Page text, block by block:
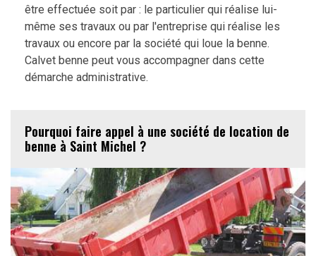
être effectuée soit par : le particulier qui réalise lui-
même ses travaux ou par l'entreprise qui réalise les
travaux ou encore par la société qui loue la benne.
Calvet benne peut vous accompagner dans cette
démarche administrative.
Pourquoi faire appel à une société de location de
benne à Saint Michel ?